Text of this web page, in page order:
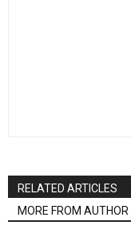
RELATED ARTICLES
MORE FROM AUTHOR